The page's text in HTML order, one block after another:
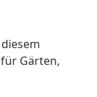
Gärten,